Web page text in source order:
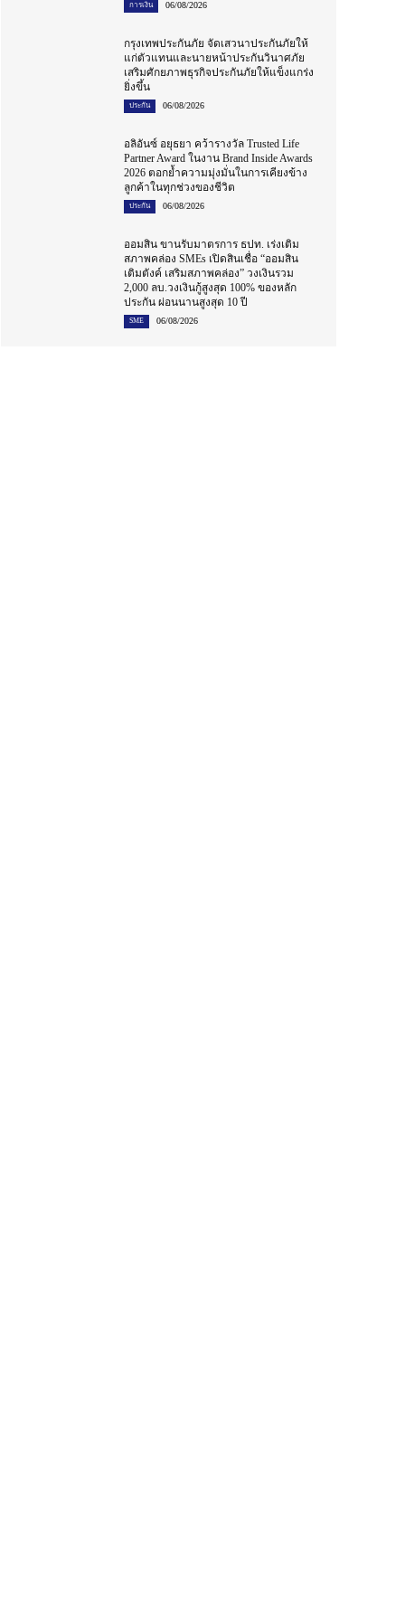
การเงิน 06/08/2026
กรุงเทพประกันภัย จัดเสวนาประกันภัยให้
แก่ตัวแทนและนายหน้าประกันวินาศภัย
เสริมศักยภาพธุรกิจประกันภัยให้แข็งแกร่ง
ยิ่งขึ้น
ประกัน 06/08/2026
อลิอันซ์ อยุธยา คว้ารางวัล Trusted Life
Partner Award ในงาน Brand Inside Awards
2026 ตอกย้ำความมุ่งมั่นในการเคียงข้าง
ลูกค้าในทุกช่วงของชีวิต
ประกัน 06/08/2026
ออมสิน ขานรับมาตรการ ธปท. เร่งเติม
สภาพคล่อง SMEs เปิดสินเชื่อ “ออมสิน
เติมตังค์ เสริมสภาพคล่อง” วงเงินรวม
2,000 ลบ.วงเงินกู้สูงสุด 100% ของหลัก
ประกัน ผ่อนนานสูงสุด 10 ปี
SME 06/08/2026